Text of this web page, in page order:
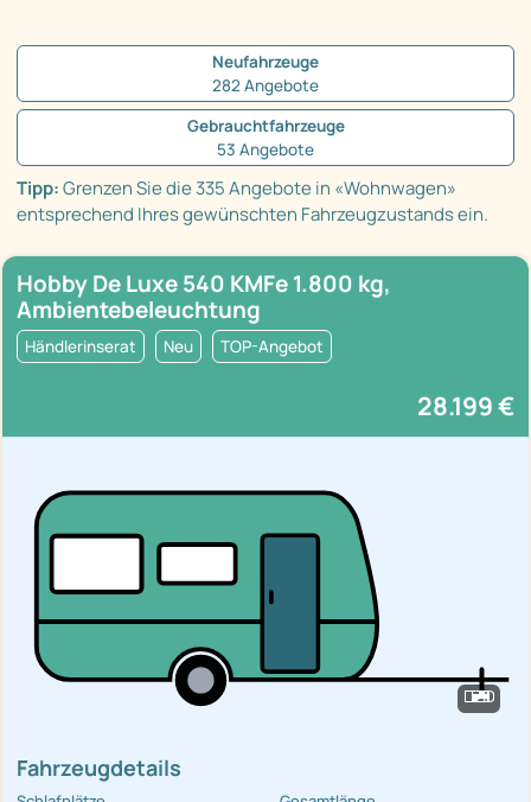
Neufahrzeuge
282 Angebote
Gebrauchtfahrzeuge
53 Angebote
Tipp:Grenzen Sie die 335 Angebote in «Wohnwagen»
entsprechend Ihres gewünschten Fahrzeugzustands ein.
Hobby De Luxe 540 KMFe 1.800 kg,
Ambientebeleuchtung
Händlerinserat Neu TOP-Angebot
28.199 €
Fahrzeugdetails